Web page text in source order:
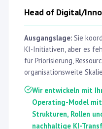
Head of Digital/
Ausgangslage: Sie
KI-Initiativen, aber es
für Priorisierung,
organisationsweite
Wir entwickeln mit
Operating-Model
Strukturen, Rollen
nachhaltige KI-